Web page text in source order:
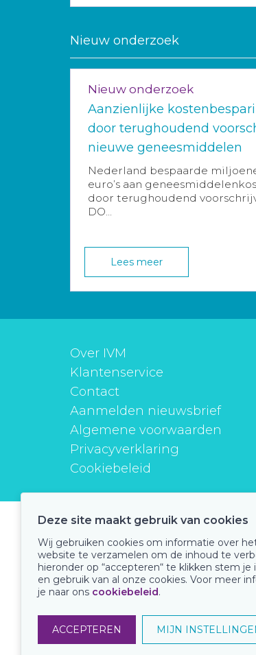
Nieuw onderzoek
Nieuw onderzoek
Aanzienlijke
door terughoudend
nieuwe geneesmiddelen
Nederland bespaarde
euro’s aan
door terughoudend
DO...
Lees meer
Over IVM
Klantenservice
Contact
Aanmelden nieuwsbrief
Algemene voorwaarden
Privacyverklaring
Cookiebeleid
instituutverantwoordmedicijngebruik
Onze keurmerken
Deze site maakt gebruik van cookies
Wij gebruiken cookies om informatie over
website te verzamelen om de inhoud te
hieronder op “accepteren“ te klikken stem
en gebruik van al onze cookies. Voor meer
je naar ons cookiebeleid.
ACCEPTEREN MIJN